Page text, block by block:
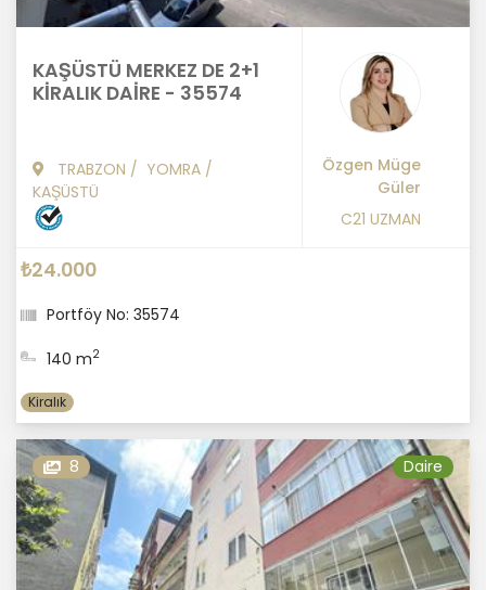
KAŞÜSTÜ MERKEZ DE 2+1
KİRALIK DAİRE - 35574
TRABZON / YOMRA /
KAŞÜSTÜ
Özgen Müge
Güler
C21 UZMAN
₺24.000
Portföy No: 35574
140 m2
Kiralık
8 Daire